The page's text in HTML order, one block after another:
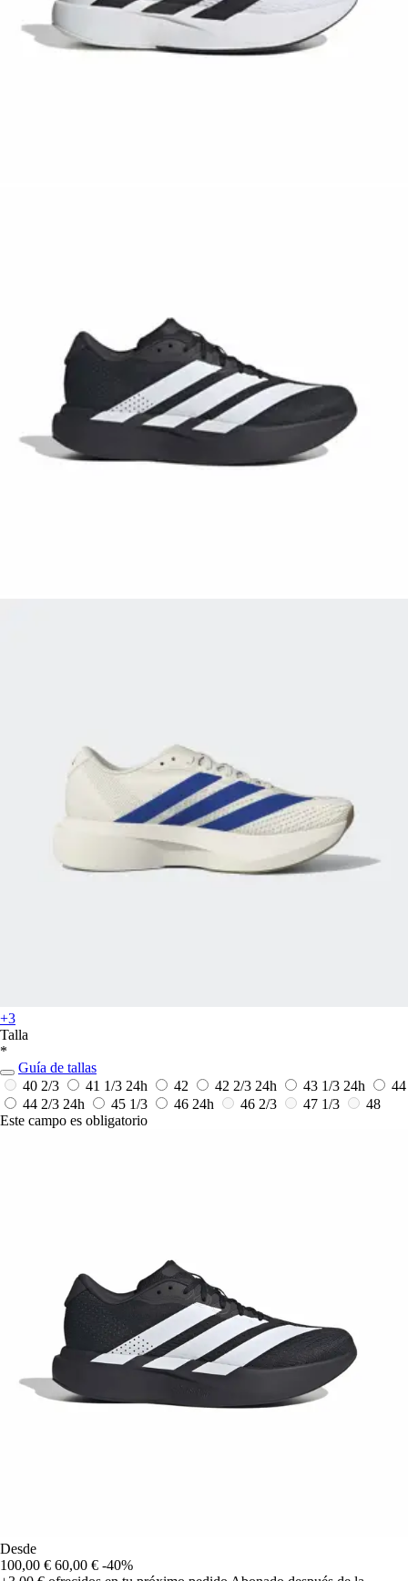
+3
Talla
*
Guía de tallas
40 2/3
41 1/3 24h 42 42 2/3 24h 43 1/3 24h
44
44 2/3 24h 45 1/3 46 24h 46 2/3 47 1/3
48
Este campo es obligatorio
Desde
100,00 € 60,00 € -40%